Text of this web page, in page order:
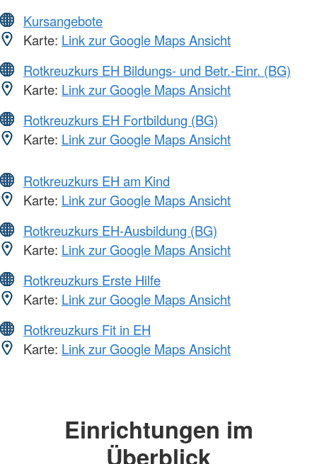
Kursangebote
Karte: Link zur Google Maps Ansicht
Rotkreuzkurs EH Bildungs- und Betr.-Einr. (BG)
Karte: Link zur Google Maps Ansicht
Rotkreuzkurs EH Fortbildung (BG)
Karte: Link zur Google Maps Ansicht
Rotkreuzkurs EH am Kind
Karte: Link zur Google Maps Ansicht
Rotkreuzkurs EH-Ausbildung (BG)
Karte: Link zur Google Maps Ansicht
Rotkreuzkurs Erste Hilfe
Karte: Link zur Google Maps Ansicht
Rotkreuzkurs Fit in EH
Karte: Link zur Google Maps Ansicht
Einrichtungen im
Überblick